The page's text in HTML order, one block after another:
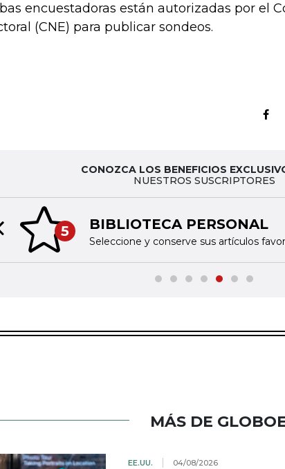
encuestadoras están autorizadas por el
(CNE) para publicar sondeos.
CONOZCA LOS BENEFICIOS
NUESTROS SUSCRIPTORES
5 BIBLIOTECA PERSONAL
Seleccione y conserve sus artículos
Previous slide
MÁS DE
EE.UU. 04/08/2026